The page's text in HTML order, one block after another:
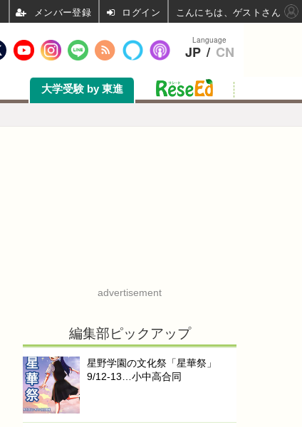
大学受験 by 東進
advertisement
編集部ピックアップ
星野学園の文化祭「星華祭」
9/12-13…小中高合同
Language
JP / CN
ログイン こんにちは、ゲストさん